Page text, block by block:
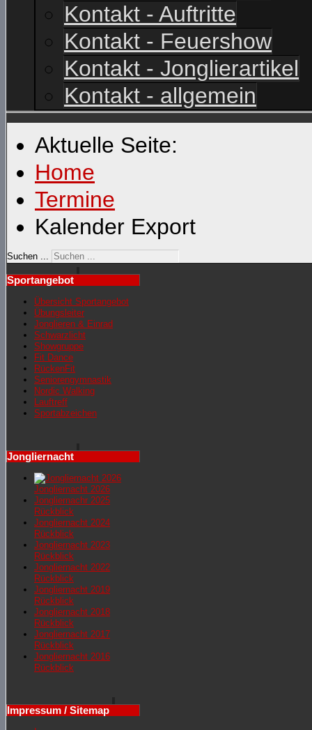
Kontakt - Auftritte
Kontakt - Feuershow
Kontakt - Jonglierartikel
Kontakt - allgemein
Aktuelle Seite:
Home
Termine
Kalender Export
Suchen ...
Sportangebot
Übersicht Sportangebot
Übungsleiter
Jonglieren & Einrad
Schwarzlicht
Showgruppe
Fit Dance
RückenFit
Seniorengymnastik
Nordic Walking
Lauftreff
Sportabzeichen
Jongliernacht
Jongliernacht 2026
Jongliernachr 2025
Rückblick
Jongliernacht 2024
Rückblick
Jongliernacht 2023
Rückblick
Jongliernacht 2022
Rückblick
Jongliernacht 2019
Rückblick
Jongliernacht 2018
Rückblick
Jongliernacht 2017
Rückblick
Jongliernacht 2016
Rückblick
Impressum / Sitemap